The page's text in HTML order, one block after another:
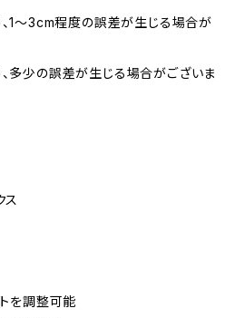
1〜3cm程度の誤差が生じる場合が
多少の誤差が生じる場合がございま
ス
を調整可能